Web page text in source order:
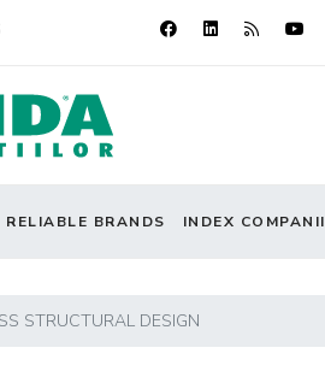
RELIABLE BRANDS INDEX COMPANII
STRUCTURAL DESIGN